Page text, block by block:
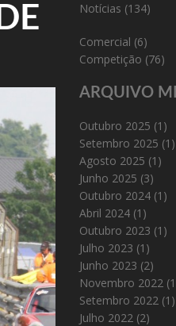
Notícias (134)
Comercial (6)
Competição (76)
ARQUIVO
Outubro 2025 (1)
Setembro 2025 (1)
Agosto 2025 (1)
Junho 2025 (3)
Outubro 2024(1)
Abril 2024(1)
Outubro 2023 (1)
Julho 2023 (1)
Junho 2023 (2)
Novembro 2022
Setembro 2022 (1)
Julho 2022 (2)